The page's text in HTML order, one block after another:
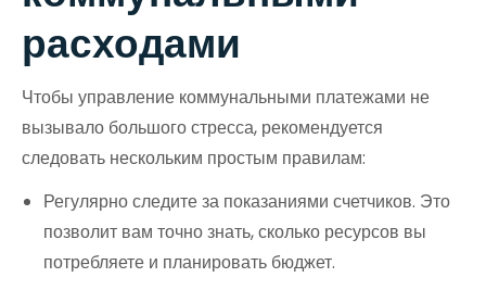
расходами
Чтобы управление коммунальными платежами не
вызывало большого стресса, рекомендуется
следовать нескольким простым правилам:
Регулярно следите за показаниями счетчиков. Это
позволит вам точно знать, сколько ресурсов вы
потребляете и планировать бюджет.